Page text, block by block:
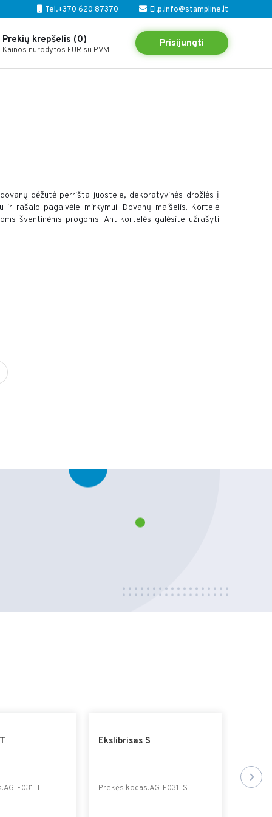
Tel.+370 620 87370 El.p.info@stampline.lt
Prekių krepšelis (0)
Kainos nurodytos EUR su PVM
Prisijungti
dėžutė perrišta juostele, dekoratyvinės drožlės į
rašalo pagalvėle mirkymui. Dovanų maišelis. Kortelė
šventinėms progoms. Ant kortelės galėsite užrašyti
E031-T
Ekslibrisas S
Prekės kodas:AG-E031-S Prekės